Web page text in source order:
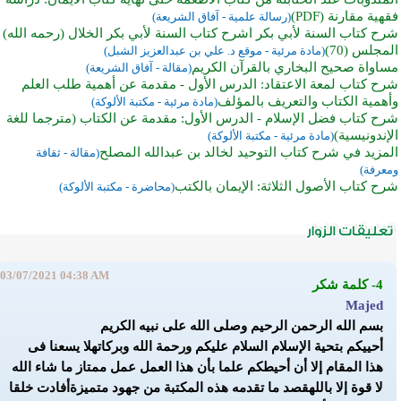
فقهية مقارنة (PDF)
(رسالة علمية - آفاق الشريعة)
شرح كتاب السنة لأبي بكر اشرح كتاب السنة لأبي بكر الخلال (رحمه الله)
المجلس (70)
(مادة مرئية - موقع د. علي بن عبدالعزيز الشبل)
مساواة صحيح البخاري بالقرآن الكريم(مقالة - آفاق الشريعة)
شرح كتاب لمعة الاعتقاد: الدرس الأول - مقدمة عن أهمية طلب العلم
وأهمية الكتاب والتعريف بالمؤلف(مادة مرئية - مكتبة الألوكة)
شرح كتاب فضل الإسلام - الدرس الأول: مقدمة عن الكتاب (مترجما للغة
الإندونيسية)(مادة مرئية - مكتبة الألوكة)
المزيد في شرح كتاب التوحيد لخالد بن عبدالله المصلح(مقالة - ثقافة
ومعرفة)
شرح كتاب الأصول الثلاثة: الإيمان بالكتب(محاضرة - مكتبة الألوكة)
4- كلمة شكر
Majed
03/07/2021 04:38 AM
بسم الله الرحمن الرحيم وصلى الله على نبيه الكريم
أحييكم بتحية الإسلام السلام عليكم ورحمة الله وبركاتهلا يسعنا فى
هذا المقام إلا أن أحيطكم علما بأن هذا العمل عمل ممتاز ما شاء الله
لا قوة إلا باللهقصد ما تقدمه هذه المكتبة من جهود متميزة أفادت خلقا